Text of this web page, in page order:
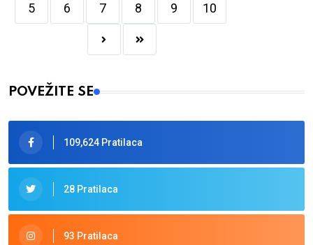
5 6 7 8 9 10
POVEŽITE SE
109,624 Pratilaca
28 Pratilaca
93 Pratilaca